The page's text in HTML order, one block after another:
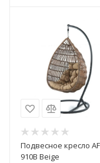
Подвесное кресло
910B Beige